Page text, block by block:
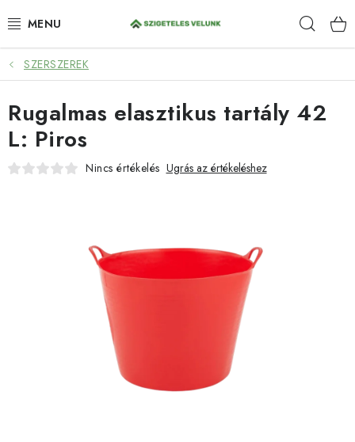
tartalomhoz
HIDROIZOLÁCIÓ
FESTÉKEK ÉS BEHATOLÁSOK
PADLÓK
SZOLGÁLTATÁSOK
SZERSZEREK
Rugalmas elasztikus tartály 42
L: Piros
Nincs értékelés Ugrás az értékeléshez